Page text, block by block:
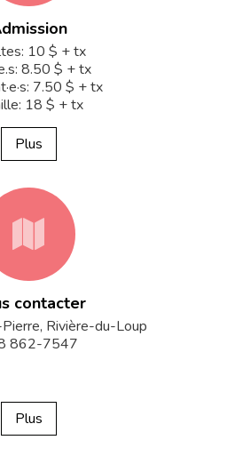
money
10 $ + tx
8.50 $ + tx
7.50 $ + tx
18 $ + tx
Plus
fa-
map
contacter
Rivière-du-Loup
862-7547
Plus